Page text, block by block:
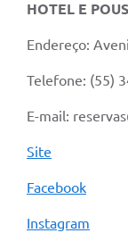
HOTEL E
Endereço:
Telefone: (55)
E-mail:
Site
Facebook
Instagram